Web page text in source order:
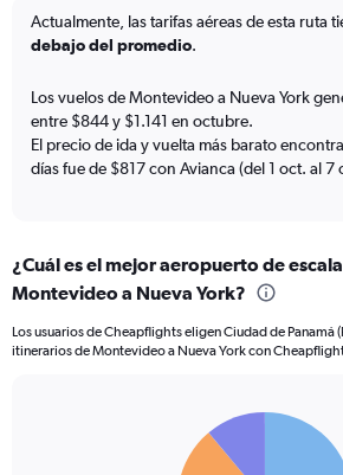
The
chart
has
Y
axis
displaying
values.
1200.
Actualmente, las tarifas aéreas de esta ruta
debajo del promedio.
Los vuelos de Montevideo a Nueva York
entre $844 y $1.141 en octubre.
El precio de ida y vuelta más barato
días fue de $817 con Avianca (del 1 oct. al 7
¿Cuál es el mejor aeropuerto de
Montevideo a Nueva York?
Los usuarios de Cheapflights eligen Ciudad de Panamá
itinerarios de Montevideo a Nueva York con